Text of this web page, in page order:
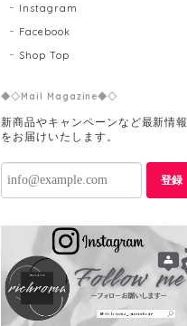
Instagram
Facebook
Shop Top
◆◇Mail Magazine◆◇
新商品やキャンペーンなど最新情報
をお届けいたします。
登録